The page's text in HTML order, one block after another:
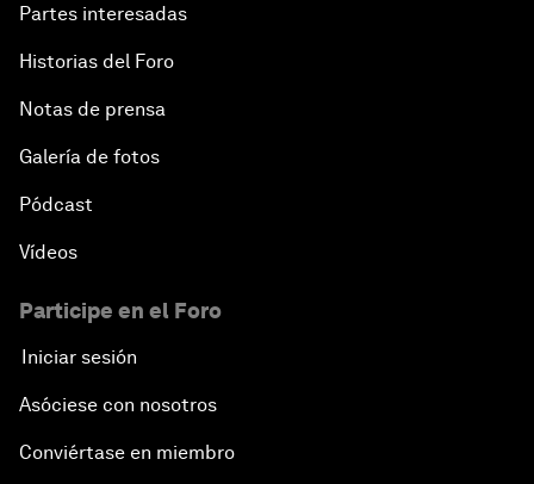
Partes interesadas
Historias del Foro
Notas de prensa
Galería de fotos
Pódcast
Vídeos
Participe en el Foro
Iniciar sesión
Asóciese con nosotros
Conviértase en miembro